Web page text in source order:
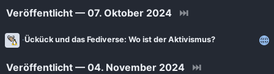
CANOX.NET
Do-FOSS
ComputerBase
FSFE News
Veröffentlicht — 07. Oktober 2024 ⏭
Ückück und das Fediverse: Wo ist der Aktivismus?
Veröffentlicht — 04. November 2024 ⏭